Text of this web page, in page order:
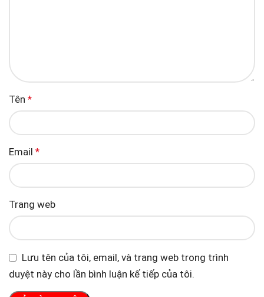
Tên *
Email *
Trang web
Lưu tên của tôi, email, và trang web trong trình
duyệt này cho lần bình luận kế tiếp của tôi.